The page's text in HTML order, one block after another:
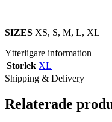
SIZES XS, S, M, L, XL
Ytterligare information
Storlek XL
Shipping & Delivery
Relaterade